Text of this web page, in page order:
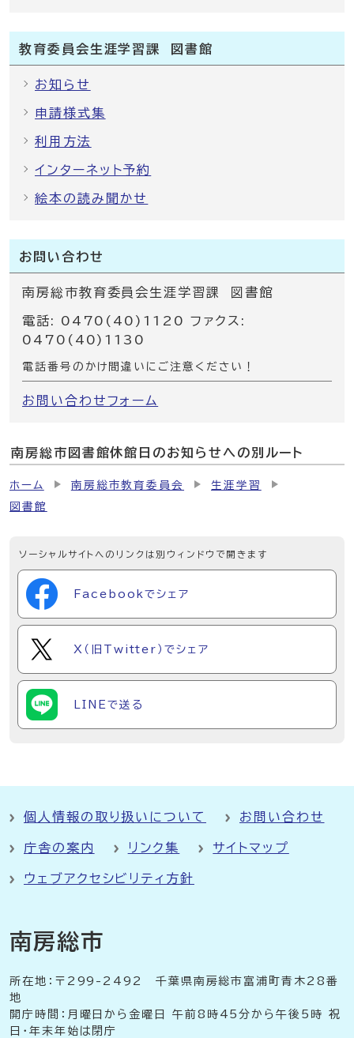
教育委員会生涯学習課 図書館
お知らせ
申請様式集
利用方法
インターネット予約
絵本の読み聞かせ
お問い合わせ
南房総市教育委員会生涯学習課 図書館
電話: 0470(40)1120 ファクス:
0470(40)1130
電話番号のかけ間違いにご注意ください！
お問い合わせフォーム
南房総市図書館休館日のお知らせへの別ルート
ホーム 南房総市教育委員会
生涯学習
図書館
ソーシャルサイトへのリンクは別ウィンドウで開きます
Facebookでシェア
X（旧Twitter）でシェア
LINEで送る
個人情報の取り扱いについて お問い合わせ
庁舎の案内 リンク集 サイトマップ
ウェブアクセシビリティ方針
南房総市
所在地：〒299-2492 千葉県南房総市富浦町青木28番
地
開庁時間：月曜日から金曜日 午前8時45分から午後5時 祝
日・年末年始は閉庁